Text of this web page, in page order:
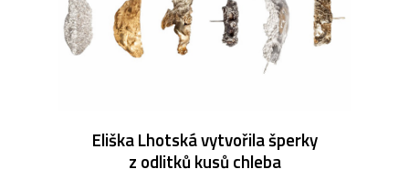
Eliška Lhotská vytvořila šperky
z odlitků kusů chleba